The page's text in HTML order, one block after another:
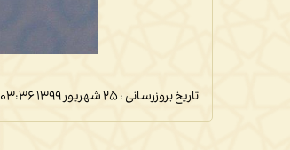
تاریخ بروزرسانی : ۲۵ شهریور ۱۳۹۹ ۰۳:۳۶